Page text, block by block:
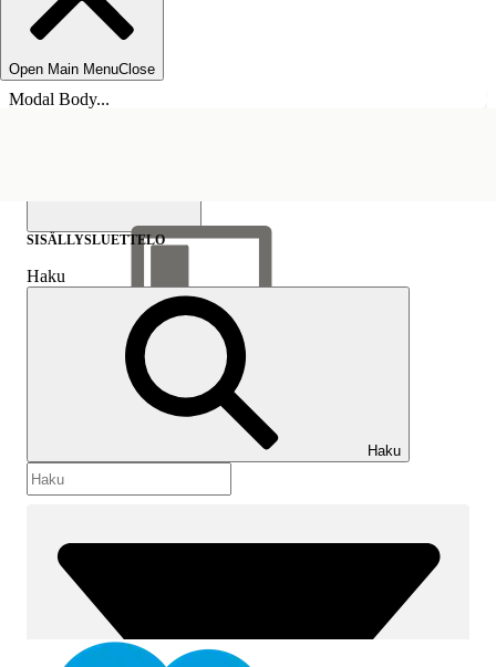
Open Main MenuClose
Modal Body...
Näytä sisällysluettelo
Sisällysluettelo
SISÄLLYSLUETTELO
Haku
Haku